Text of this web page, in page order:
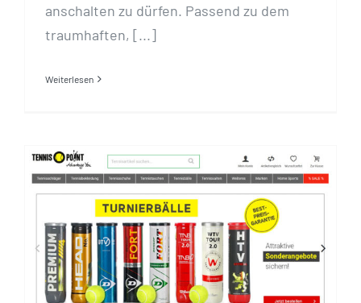
anschalten zu dürfen. Passend zu dem
traumhaften, [...]
Weiterlesen
Tennis Point – Kooperation